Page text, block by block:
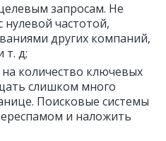
запросам. Не
нулевой частотой,
других компаний,
т. д;
количество ключевых
слишком много
Поисковые системы
и наложить